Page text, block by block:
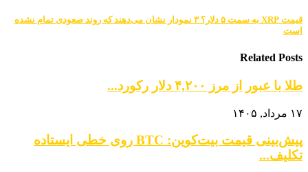
قیمت XRP به سمت ۵ دلار؟ ۳ نمودار نشان می‌دهند که روند صعودی تمام نشده
است
Related Posts
طلا با عبور از مرز ۴,۲۰۰ دلار رکورد...
۱۷ مرداد, ۱۴۰۵
پیش‌بینی قیمت بیت‌کوین: BTC روی خطی ایستاده
تکلیف...